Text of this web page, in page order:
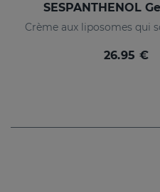
SESPANTHENOL
26.95 €